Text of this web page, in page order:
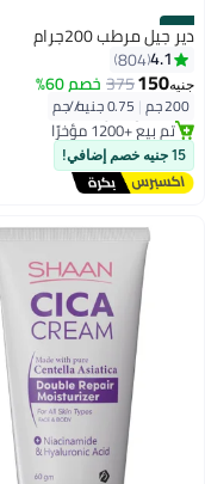
#11
دير جيل مرطب 200جرام
4.1
804
جنيه150
375 خصم 60%
200 جم |
توصيل مجاني
بتخلّص بسرعة
تم بيع +1200 مؤخرًا
توصيل مجاني
15 جنيه خصم إضافي!